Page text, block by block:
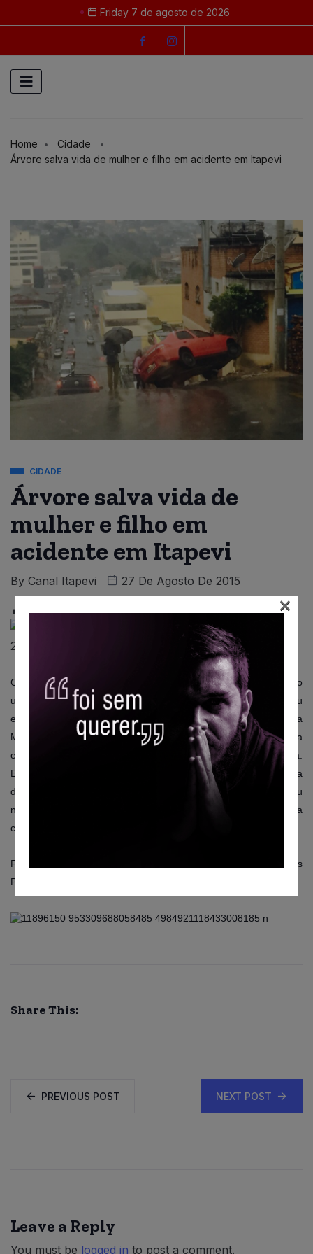
Friday 7 de agosto de 2026
Home
Cidade
Árvore salva vida de mulher e filho em acidente em Itapevi
CIDADE
Árvore salva vida de
mulher e filho em
acidente em Itapevi
By Canal Itapevi 27 De Agosto De 2015
Chovia por volta das 7h00 desta quinta-feira (dia 27/8), quando
uma mulher que dirigia um Chevrolet Prisma vermelho derrapou
e perdeu a direção na Praça Romeo Mecca, em frente à Igreja
Matriz São Judas Tadeu, chocando-se contra uma árvore na
esquina da av. Luís Manfrinatto com a rua Ezequiel Dias Siqueira.
Ela teve sorte, porque a árvore aparou o carro, evitando que ela
descesse ladeira abaixo na av. Luís Manfrinatto. Ela não sofreu
nenhum ferimento. No banco de trás, estava uma criança numa
cadeirinha, que também saiu ilesa.
Fonte: Itapevi Agora | Informações e Fotos de Chrystian Goes
Pegoraro.
Share This:
PREVIOUS POST NEXT POST
Leave a Reply
You must be logged in to post a comment.
×